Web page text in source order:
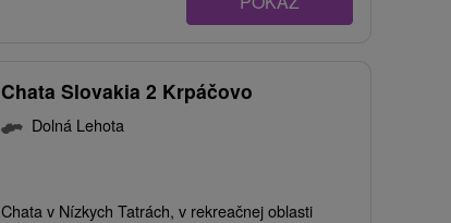
Chata Slovakia 2 Krpáčovo
Dolná Lehota
Chata v Nízkych Tatrách, v rekreačnej oblasti